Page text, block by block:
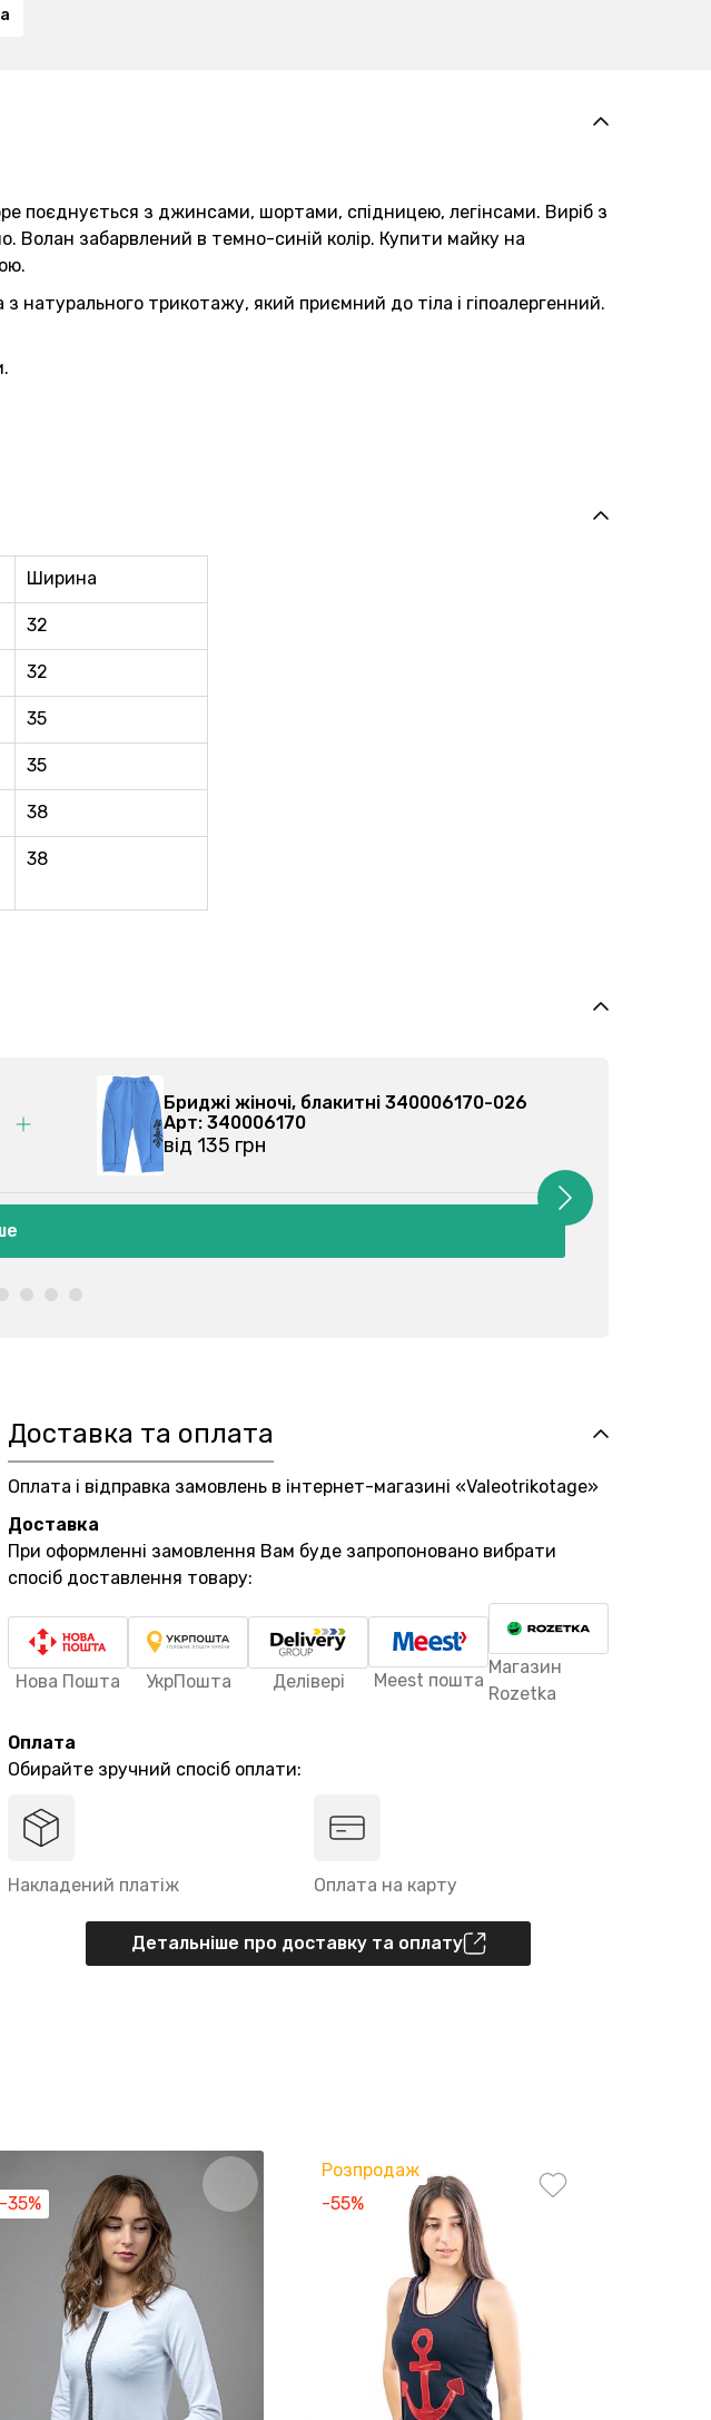
поєднується з джинсами, шортами, спідницею, легінсами. Виріб з
Волан забарвлений в темно-синій колір. Купити майку на
трикотажу, який приємний до тіла і гіпоалергенний.
Ширина
32
32
35
35
38
38
Бриджі жіночі, чорні 340006170-002
Арт: 340006170
від 135 грн
Доставка та оплата
Оплата і відправка замовлень в інтернет-магазині «Valeotrikotage»
Доставка
При оформленні замовлення Вам буде запропоновано вибрати
спосіб доставлення товару:
Нова Пошта УкрПошта Делівері Meest пошта
Магазин
Rozetka
Оплата
Обирайте зручний спосіб оплати:
Накладений платіж Оплата на карту
Детальніше про доставку та оплату
-35%
Розпродаж
-55%